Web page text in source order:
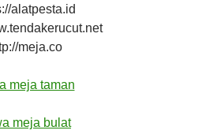
alatpesta.id
meja.co
meja taman
meja bulat